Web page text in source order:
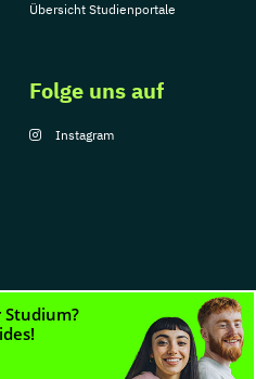
Übersicht Studienportale
Folge uns auf
Instagram
Nutzungsbedingungen